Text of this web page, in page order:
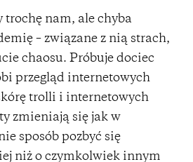
trochę nam, ale chyba
– związane z nią strach,
chaosu. Próbuje dociec
przegląd internetowych
trolli i internetowych
zmieniają się jak w
sposób pozbyć się
niż o czymkolwiek innym